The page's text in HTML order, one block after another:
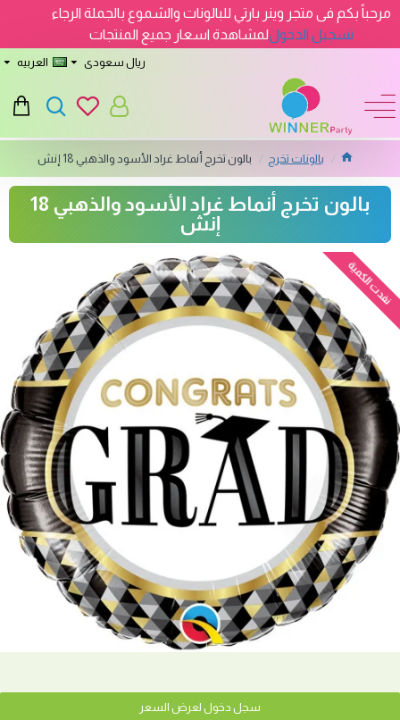
مرحباً بكم فى متجر وينر بارتي للبالونات والشموع بالجملة الرجاء
تسجيل الدخوللمشاهدة اسعار جميع المنتجات
ريال سعودى العربيه
بالونات تخرج بالون تخرج أنماط غراد الأسود والذهبي 18 إنش
بالون تخرج أنماط غراد الأسود والذهبي 18
إنش
نفدت الكمية
سجل دخول لعرض السعر